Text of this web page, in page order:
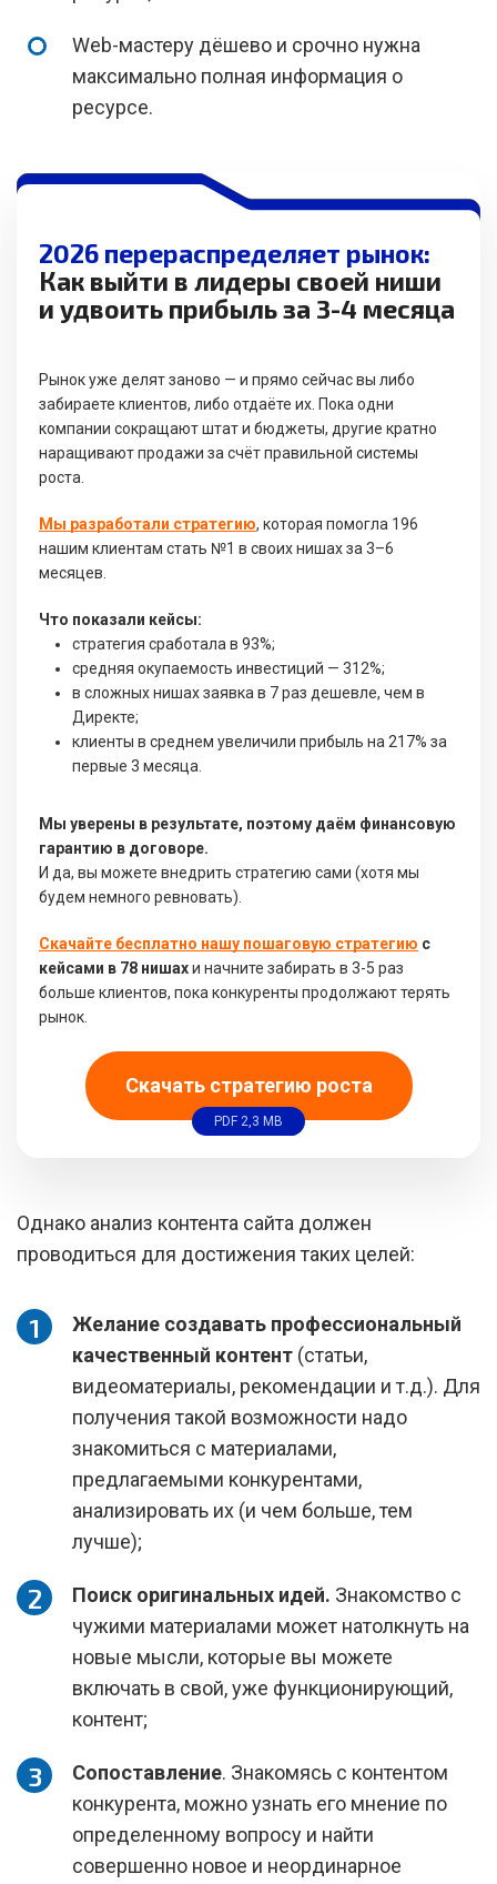
Web-мастеру дёшево и срочно нужна
максимально полная информация о
ресурсе.
2026 перераспределяет рынок:
Как выйти в лидеры своей ниши
и удвоить прибыль за 3-4 месяца
Рынок уже делят заново — и прямо сейчас вы либо
забираете клиентов, либо отдаёте их. Пока одни
компании сокращают штат и бюджеты, другие кратно
наращивают продажи за счёт правильной системы
роста.
Мы разработали стратегию, которая помогла 196
нашим клиентам стать №1 в своих нишах за 3–6
месяцев.
Что показали кейсы:
стратегия сработала в 93%;
средняя окупаемость инвестиций — 312%;
в сложных нишах заявка в 7 раз дешевле, чем в
Директе;
клиенты в среднем увеличили прибыль на 217% за
первые 3 месяца.
Мы уверены в результате, поэтому даём финансовую
гарантию в договоре.
И да, вы можете внедрить стратегию сами (хотя мы
будем немного ревновать).
Скачайте бесплатно нашу пошаговую стратегию с
кейсами в 78 нишахи начните забирать в 3-5 раз
больше клиентов, пока конкуренты продолжают терять
рынок.
Скачать стратегию роста
PDF 2,3 MB
Однако анализ контента сайта должен
проводиться для достижения таких целей:
Желание создавать профессиональный
качественный контент (статьи,
видеоматериалы, рекомендации и т.д.). Для
получения такой возможности надо
знакомиться с материалами,
предлагаемыми конкурентами,
анализировать их (и чем больше, тем
лучше);
Поиск оригинальных идей. Знакомство с
чужими материалами может натолкнуть на
новые мысли, которые вы можете
включать в свой, уже функционирующий,
контент;
Сопоставление. Знакомясь с контентом
конкурента, можно узнать его мнение по
определенному вопросу и найти
совершенно новое и неординарное